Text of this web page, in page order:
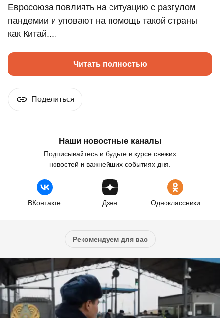
Евросоюза повлиять на ситуацию с разгулом
пандемии и уповают на помощь такой страны
как Китай....
Читать полностью
Поделиться
Наши новостные каналы
Подписывайтесь и будьте в курсе свежих
новостей и важнейших событиях дня.
ВКонтакте Дзен Одноклассники
Рекомендуем для вас